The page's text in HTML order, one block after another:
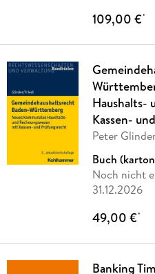
109,00 €*
Haushalts-
Kassen-
Peter
Buch
Noch nicht
31.12.2026
49,00 €*
Banking